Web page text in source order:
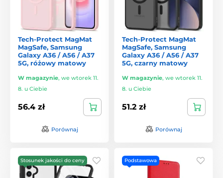
Tech-Protect MagMat
MagSafe, Samsung
Galaxy A36 / A56 / A37
5G, różowy matowy
W magazynie, we wtorek 11.
8. u Ciebie
56.4 zł
Porównaj
Tech-Protect MagMat
MagSafe, Samsung
Galaxy A36 / A56 / A37
5G, czarny matowy
W magazynie, we wtorek 11.
8. u Ciebie
51.2 zł
Porównaj
Stosunek jakości do ceny Podstawowa